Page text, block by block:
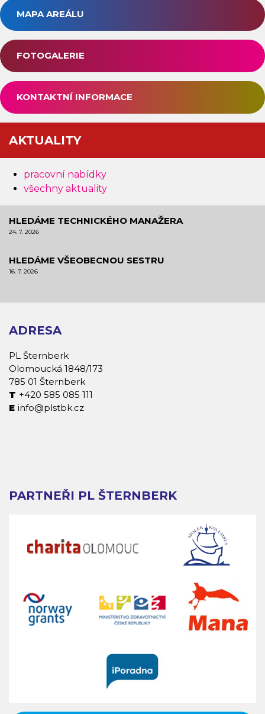
MAPA AREÁLU
FOTOGALERIE
KONTAKTNÍ INFORMACE
AKTUALITY
pracovní nabídky
všechny aktuality
HLEDÁME TECHNICKÉHO MANAŽERA
24. 7. 2026
HLEDÁME VŠEOBECNOU SESTRU
16. 7. 2026
ADRESA
PL Šternberk
Olomoucká 1848/173
785 01 Šternberk
+420 585 085 111
info@plstbk.cz
PARTNEŘI PL ŠTERNBERK